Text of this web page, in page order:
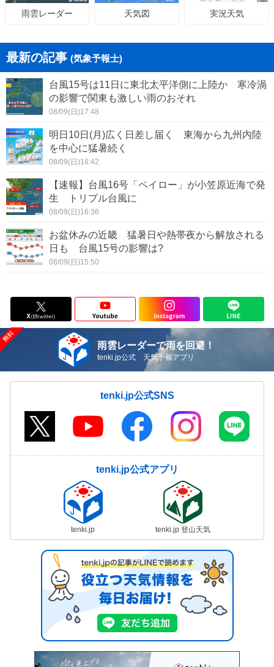
雨雲レーダー 天気図 実況天気
最新の記事 (気象予報士)
台風15号は11日に東北太平洋側に上陸か 寒冷渦
の影響で関東も激しい雨のおそれ
08/09(日)17:48
明日10日(月)広く日差し届く 東海から九州内陸
を中心に猛暑続く
08/09(日)16:42
【速報】台風16号「ペイロー」が小笠原近海で発
生 トリプル台風に
08/09(日)16:36
お盆休みの近畿 猛暑日や熱帯夜から解放される
日も 台風15号の影響は?
08/09(日)15:50
雨雲レーダーで雨を回避！
tenki.jp公式 天気予報アプリ
tenki.jp公式SNS
tenki.jp公式アプリ
tenki.jp tenki.jp 登山天気